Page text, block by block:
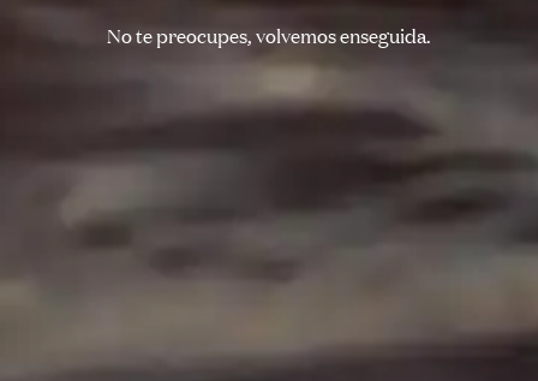
No te preocupes, volvemos enseguida.